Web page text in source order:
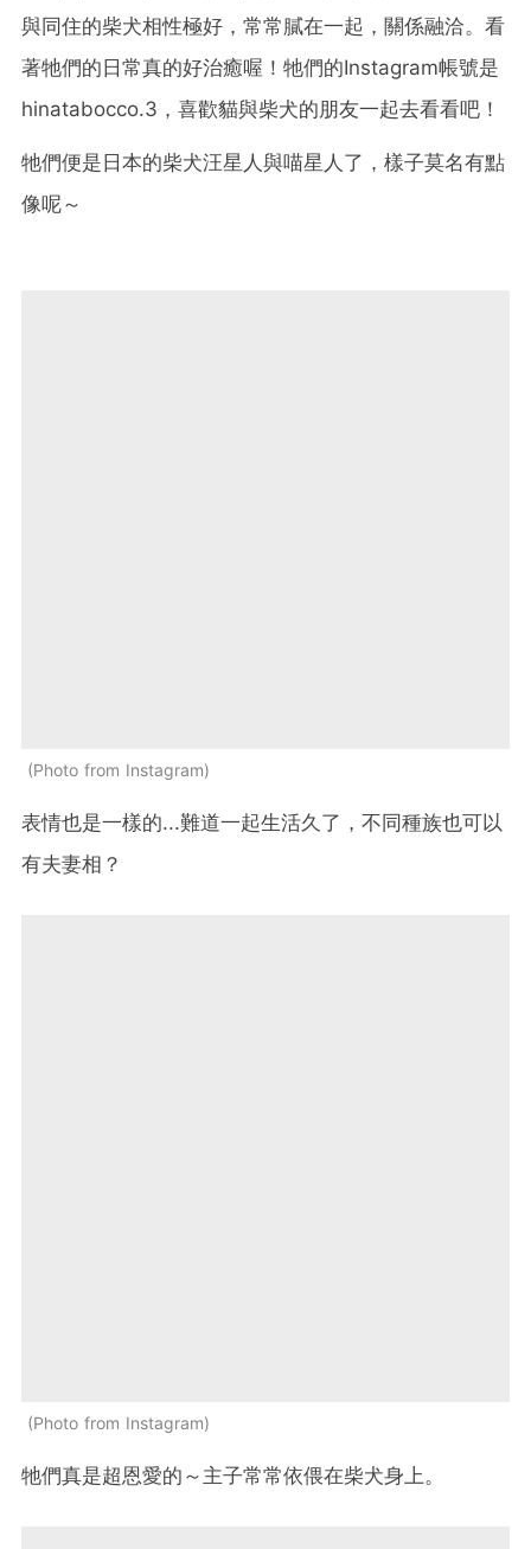
與同住的柴犬相性極好，常常膩在一起，關係融洽。看
著牠們的日常真的好治癒喔！牠們的Instagram帳號是
hinatabocco.3，喜歡貓與柴犬的朋友一起去看看吧！
牠們便是日本的柴犬汪星人與喵星人了，樣子莫名有點
像呢～
Photo from Instagram
表情也是一樣的...難道一起生活久了，不同種族也可以
有夫妻相？
Photo from Instagram
牠們真是超恩愛的～主子常常依偎在柴犬身上。